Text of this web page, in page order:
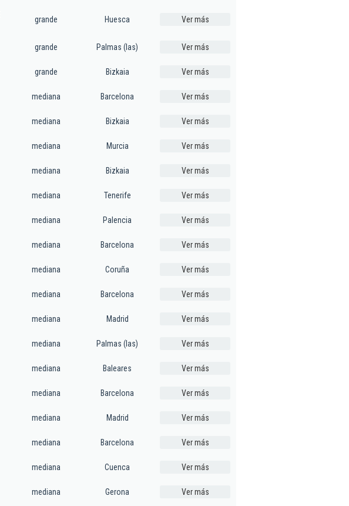
grande Huesca Ver más
grande Palmas (las) Ver más
grande Bizkaia Ver más
mediana Barcelona Ver más
mediana Bizkaia Ver más
mediana Murcia Ver más
mediana Bizkaia Ver más
mediana Tenerife Ver más
mediana Palencia Ver más
mediana Barcelona Ver más
mediana Coruña Ver más
mediana Barcelona Ver más
mediana Madrid Ver más
mediana Palmas (las) Ver más
mediana Baleares Ver más
mediana Barcelona Ver más
mediana Madrid Ver más
mediana Barcelona Ver más
mediana Cuenca Ver más
mediana Gerona Ver más